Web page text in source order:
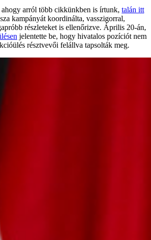
arról több cikkünkben is írtunk, talán itt
kampányát koordinálta, vasszigorral,
részleteket is ellenőrizve. Április 20-án,
jelentette be, hogy hivatalos pozíciót nem
résztvevői felállva tapsolták meg.